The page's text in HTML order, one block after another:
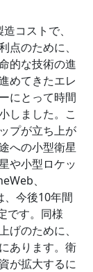
コストで、
のために、
的な技術の進
めてきたエレ
にとって時間
しました。こ
プが立ち上が
への小型衛星
や小型ロケッ
、
、今後10年間
です。同様
げのために、
あります。衛
が拡大するに